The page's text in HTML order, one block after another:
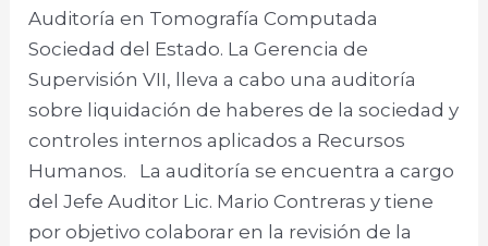
Auditoría en Tomografía Computada
Sociedad del Estado. La Gerencia de
Supervisión VII, lleva a cabo una auditoría
sobre liquidación de haberes de la sociedad y
controles internos aplicados a Recursos
Humanos. La auditoría se encuentra a cargo
del Jefe Auditor Lic. Mario Contreras y tiene
por objetivo colaborar en la revisión de la